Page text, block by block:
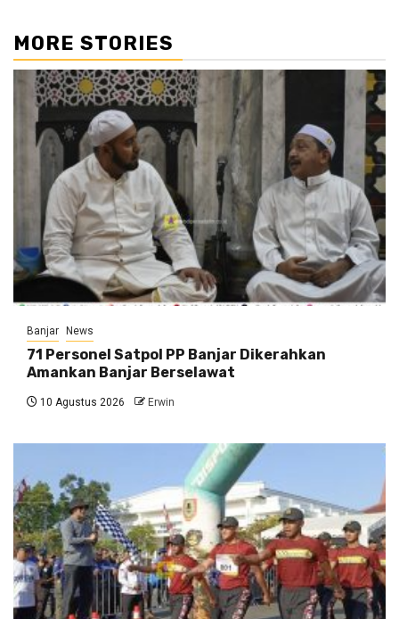
MORE STORIES
Banjar News
71 Personel Satpol PP Banjar Dikerahkan
Amankan Banjar Berselawat
10 Agustus 2026 Erwin